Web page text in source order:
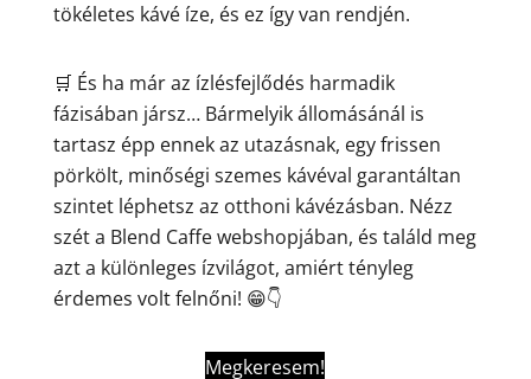
tökéletes kávé íze, és ez így van rendjén.
🛒 És ha már az ízlésfejlődés harmadik
fázisában jársz… Bármelyik állomásánál is
tartasz épp ennek az utazásnak, egy frissen
pörkölt, minőségi szemes kávéval garantáltan
szintet léphetsz az otthoni kávézásban. Nézz
szét a Blend Caffe webshopjában, és találd meg
azt a különleges ízvilágot, amiért tényleg
érdemes volt felnőni! 😁👇
Megkeresem!